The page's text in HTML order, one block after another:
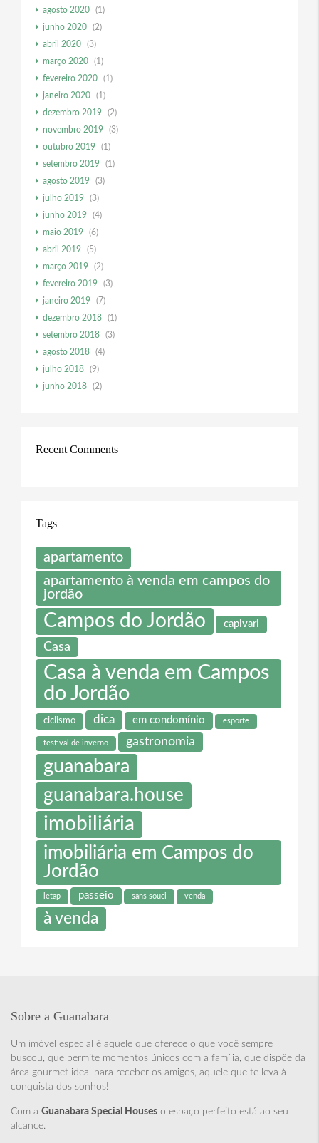
agosto 2020
(1)
junho 2020
(2)
abril 2020
(3)
março 2020
(1)
fevereiro 2020
(1)
janeiro 2020
(1)
dezembro 2019
(2)
novembro 2019
(3)
outubro 2019
(1)
setembro 2019
(1)
agosto 2019
(3)
julho 2019
(3)
junho 2019
(4)
maio 2019
(6)
abril 2019
(5)
março 2019
(2)
fevereiro 2019
(3)
janeiro 2019
(7)
dezembro 2018
(1)
setembro 2018
(3)
agosto 2018
(4)
julho 2018
(9)
junho 2018
(2)
Recent Comments
Tags
apartamento
apartamento à venda em campos do
jordão
Campos do Jordão capivari
Casa
Casa à venda em Campos
do Jordão
ciclismo dica em condomínio esporte
festival de inverno gastronomia
guanabara
guanabara.house
imobiliária
imobiliária em Campos do
Jordão
letap passeio sans souci venda
à venda
Sobre a Guanabara
Um imóvel especial é aquele que oferece o que você sempre
buscou, que permite momentos únicos com a família, que dispõe da
área gourmet ideal para receber os amigos, aquele que te leva à
conquista dos sonhos!
Com a Guanabara Special Houses o espaço perfeito está ao seu
alcance.